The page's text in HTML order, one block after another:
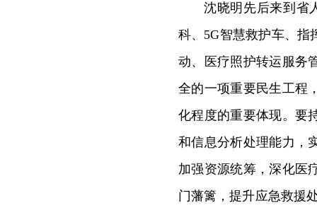
沈晓明先后来到省
科、5G智慧救护车、指
动、医疗照护转运服务
全的一项重要民生工程
化程度的重要体现。要
和信息分析处理能力，
加强资源统筹，深化医
门藩篱，提升应急救援